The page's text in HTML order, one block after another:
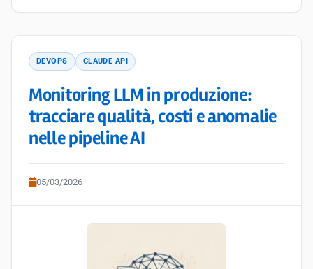
DEVOPS CLAUDE API
Monitoring LLM in produzione:
tracciare qualità, costi e anomalie
nelle pipeline AI
05/03/2026